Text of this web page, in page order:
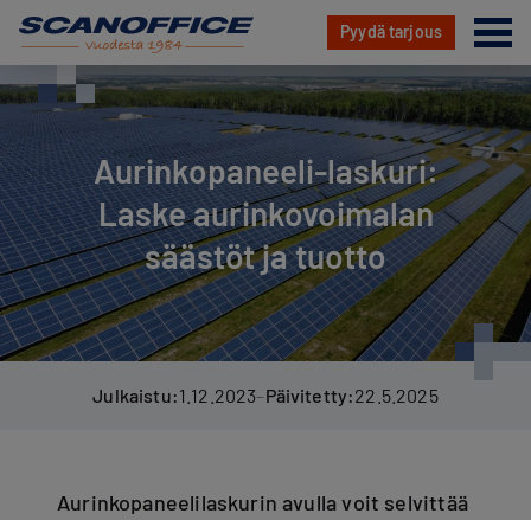
sisältöön
Pyydä tarjous
Aurinkopaneeli-laskuri:
Laske aurinkovoimalan
säästöt ja tuotto
Julkaistu:1.12.2023–Päivitetty:22.5.2025
Aurinkopaneelilaskurin avulla voit selvittää